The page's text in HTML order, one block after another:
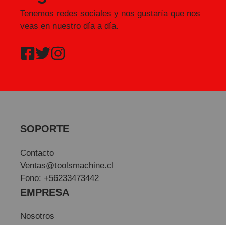
Tenemos redes sociales y nos gustaría que nos
veas en nuestro día a día.
SOPORTE
Contacto
Ventas@toolsmachine.cl
Fono: +56233473442
EMPRESA
Nosotros